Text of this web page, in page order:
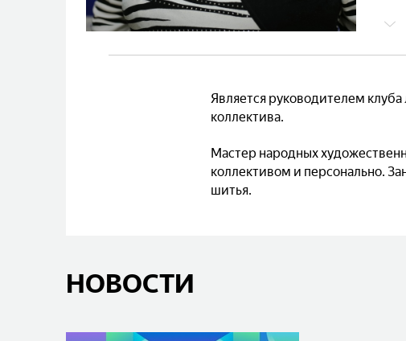
Является руководителем
коллектива.
Мастер народных
коллективом и персонально.
шитья.
НОВОСТИ